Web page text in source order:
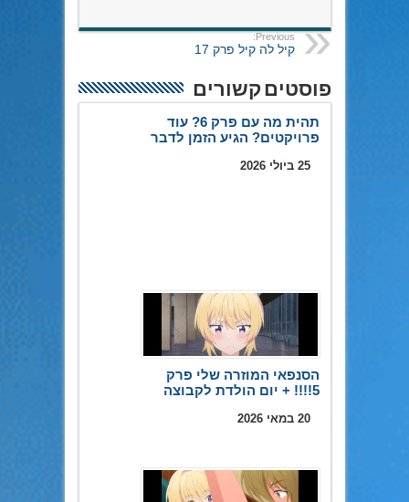
Previous:
קיל לה קיל פרק 17
פוסטים קשורים
תהית מה עם פרק 6? עוד
פרויקטים? הגיע הזמן לדבר
25 ביולי 2026
הסנפאי המוזרה שלי פרק
5!!!! + יום הולדת לקבוצה
20 במאי 2026